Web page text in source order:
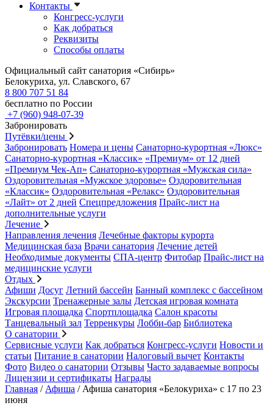
Контакты
Конгресс-услуги
Как добраться
Реквизиты
Способы оплаты
Официальный сайт санатория «Сибирь»
Белокуриха, ул. Славского, 67
8 800 707 51 84
бесплатно по России
+7 (960) 948-07-39
Забронировать
Путёвки/цены
Забронировать Номера и цены Санаторно-курортная «Люкс»
Санаторно-курортная «Классик» «Премиум» от 12 дней
«Премиум Чек-Ап» Санаторно-курортная «Мужская сила»
Оздоровительная «Мужское здоровье» Оздоровительная
«Классик» Оздоровительная «Релакс» Оздоровительная
«Лайт» от 2 дней Спецпредложения Прайс-лист на
дополнительные услуги
Лечение
Направления лечения Лечебные факторы курорта
Медицинская база Врачи санатория Лечение детей
Необходимые документы СПА-центр Фитобар Прайс-лист на
медицинские услуги
Отдых
Афиши Досуг Летний бассейн Банный комплекс с бассейном
Экскурсии Тренажерные залы Детская игровая комната
Игровая площадка Спортплощадка Салон красоты
Танцевальный зал Терренкуры Лобби-бар Библиотека
О санатории
Сервисные услуги Как добраться Конгресс-услуги Новости и
статьи Питание в санатории Налоговый вычет Контакты
Фото Видео о санатории Отзывы Часто задаваемые вопросы
Лицензии и сертификаты Награды
Главная / Афиша / Афиша санатория «Белокуриха» с 17 по 23
июня